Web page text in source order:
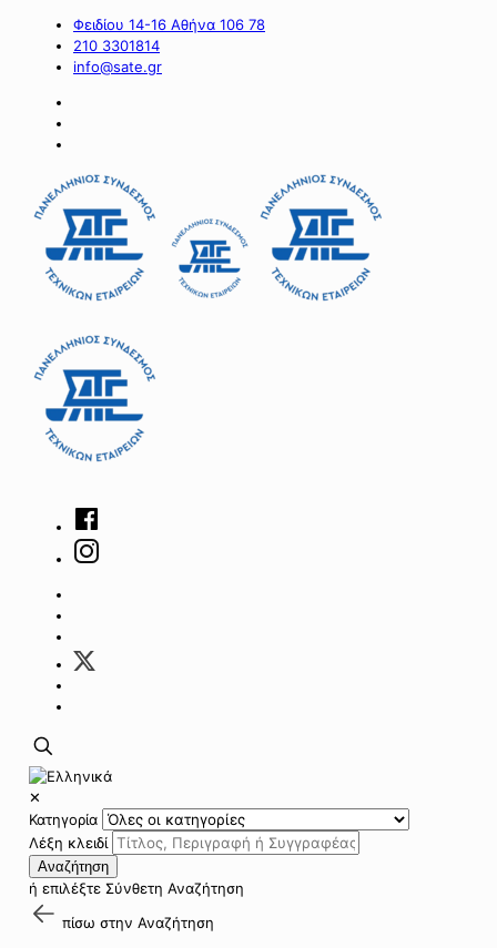
Φειδίου 14-16 Αθήνα 106 78
210 3301814
info@sate.gr
✕
Κατηγορία
Λέξη κλειδί
Αναζήτηση
ή επιλέξτε Σύνθετη Αναζήτηση
πίσω στην Αναζήτηση